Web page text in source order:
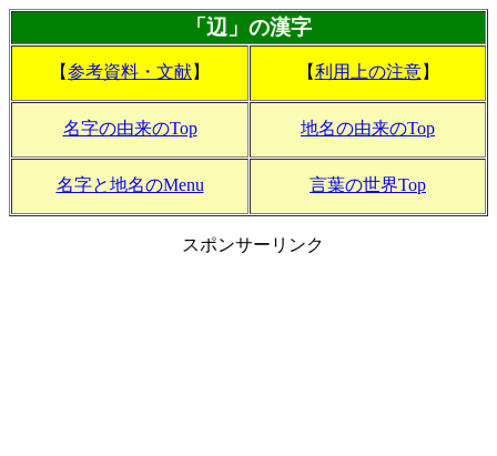
「辺」の漢字
【参考資料・文献】 【利用上の注意】
名字の由来のTop 地名の由来のTop
名字と地名のMenu 言葉の世界Top
スポンサーリンク